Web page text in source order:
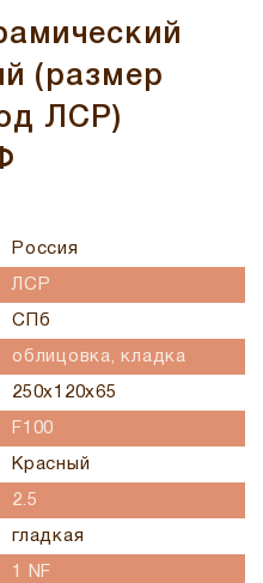
(размер
ЛСР)
Россия
ЛСР
СПб
облицовка, кладка
250x120x65
F100
Красный
2.5
гладкая
1 NF